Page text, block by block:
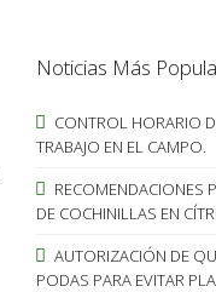
Noticias Más
CONTROL HORARIO
TRABAJO EN EL CAMPO.
RECOMENDACIONES
DE COCHINILLAS EN
AUTORIZACIÓN DE
PODAS PARA EVITAR